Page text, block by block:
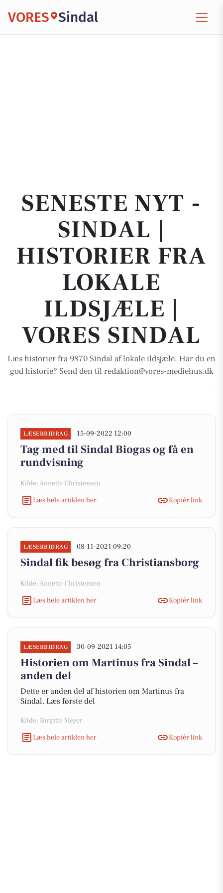
VORES Sindal
SENESTE NYT -
SINDAL |
HISTORIER FRA
LOKALE
ILDSJÆLE |
VORES SINDAL
Læs historier fra 9870 Sindal af lokale ildsjæle. Har du en
god historie? Send den til redaktion@vores-mediehus.dk
LÆSERBIDRAG 15-09-2022 12:00
Tag med til Sindal Biogas og få en
rundvisning
Kilde: Annette Christensen
Læs hele artiklen her
Kopiér link
LÆSERBIDRAG 08-11-2021 09:20
Sindal fik besøg fra Christiansborg
Kilde: Annette Christensen
Læs hele artiklen her
Kopiér link
LÆSERBIDRAG 30-09-2021 14:05
Historien om Martinus fra Sindal –
anden del
Dette er anden del af historien om Martinus fra
Sindal. Læs første del
Kilde: Birgitte Meyer
Læs hele artiklen her
Kopiér link